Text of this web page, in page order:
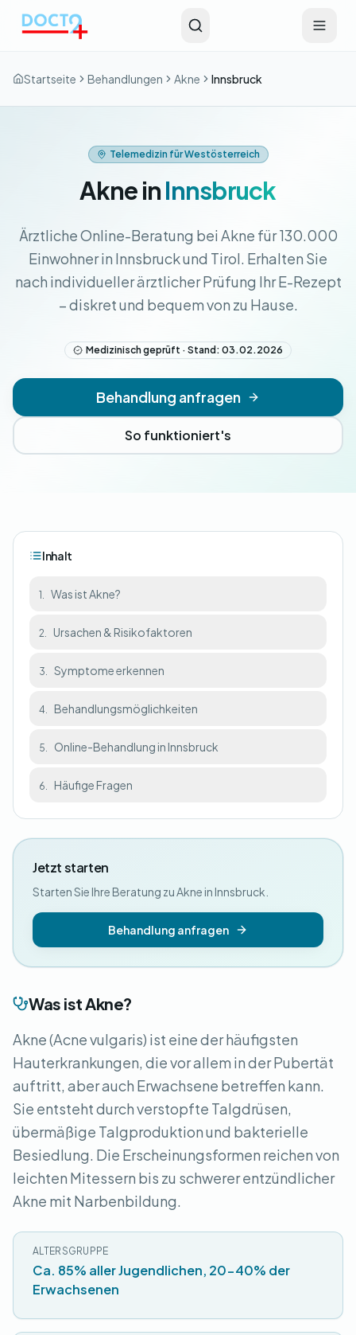
Startseite Behandlungen Akne Innsbruck
Telemedizin für Westösterreich
Akne inInnsbruck
Ärztliche Online-Beratung bei Akne für 130.000
Einwohner in Innsbruck und Tirol. Erhalten Sie
nach individueller ärztlicher Prüfung Ihr E-Rezept
– diskret und bequem von zu Hause.
Medizinisch geprüft · Stand: 03.02.2026
Behandlung anfragen
So funktioniert's
Was ist Akne?
Akne (Acne vulgaris) ist eine der häufigsten
Hauterkrankungen, die vor allem in der Pubertät
auftritt, aber auch Erwachsene betreffen kann.
Sie entsteht durch verstopfte Talgdrüsen,
übermäßige Talgproduktion und bakterielle
Besiedlung. Die Erscheinungsformen reichen von
leichten Mitessern bis zu schwerer entzündlicher
Akne mit Narbenbildung.
ALTERSGRUPPE
Ca. 85% aller Jugendlichen, 20-40% der
Erwachsenen
Inhalt
1. Was ist Akne?
2. Ursachen & Risikofaktoren
3. Symptome erkennen
4. Behandlungsmöglichkeiten
5. Online-Behandlung in Innsbruck
6. Häufige Fragen
Jetzt starten
Starten Sie Ihre Beratung zu Akne in Innsbruck.
Behandlung anfragen